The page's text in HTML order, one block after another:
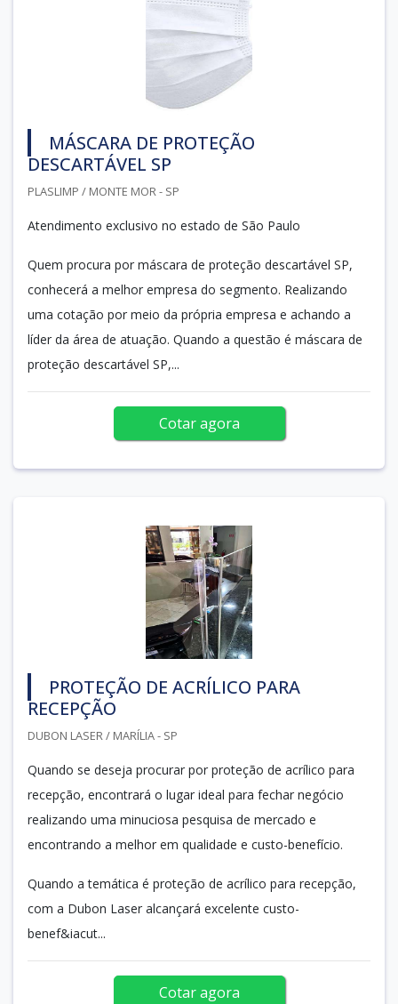
MÁSCARA DE PROTEÇÃO
DESCARTÁVEL SP
PLASLIMP / MONTE MOR - SP
Atendimento exclusivo no estado de São Paulo
Quem procura por máscara de proteção descartável SP,
conhecerá a melhor empresa do segmento. Realizando
uma cotação por meio da própria empresa e achando a
líder da área de atuação. Quando a questão é máscara de
proteção descartável SP,...
Cotar agora
PROTEÇÃO DE ACRÍLICO PARA
RECEPÇÃO
DUBON LASER / MARÍLIA - SP
Quando se deseja procurar por proteção de acrílico para
recepção, encontrará o lugar ideal para fechar negócio
realizando uma minuciosa pesquisa de mercado e
encontrando a melhor em qualidade e custo-benefício.
Quando a temática é proteção de acrílico para recepção,
com a Dubon Laser alcançará excelente custo-
benef&iacut...
Cotar agora